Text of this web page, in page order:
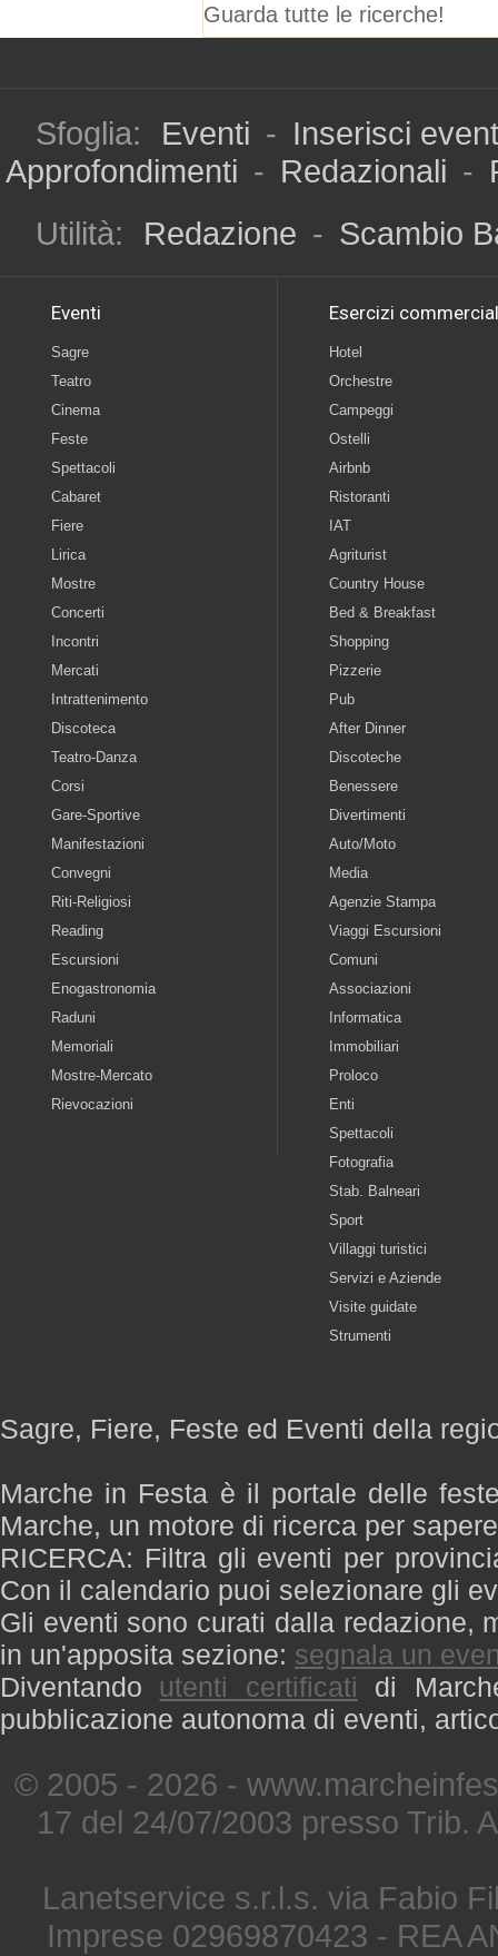
Guarda tutte le ricerche!
Sfoglia: Eventi - Inserisci
Approfondimenti - Redazionali -
Utilità:
Redazione - Scambio
Eventi
Sagre
Teatro
Cinema
Feste
Spettacoli
Cabaret
Fiere
Lirica
Mostre
Concerti
Incontri
Mercati
Intrattenimento
Discoteca
Teatro-Danza
Corsi
Gare-Sportive
Manifestazioni
Convegni
Riti-Religiosi
Reading
Escursioni
Enogastronomia
Raduni
Memoriali
Mostre-Mercato
Rievocazioni
Esercizi
Hotel
Orchestre
Campeggi
Ostelli
Airbnb
Ristoranti
IAT
Agriturist
Country House
Bed & Breakfast
Shopping
Pizzerie
Pub
After Dinner
Discoteche
Benessere
Divertimenti
Auto/Moto
Media
Agenzie Stampa
Viaggi Escursioni
Comuni
Associazioni
Informatica
Immobiliari
Proloco
Enti
Spettacoli
Fotografia
Stab. Balneari
Sport
Villaggi turistici
Servizi e Aziende
Visite guidate
Strumenti
Sagre, Fiere, Feste ed Eventi della
Marche in Festa è il portale delle
Marche, un motore di ricerca per
RICERCA: Filtra gli eventi per
Con il calendario puoi selezionare gli
Gli eventi sono curati dalla redazione,
in un'apposita sezione: segnala un
Diventando utenti certificati di
pubblicazione autonoma di eventi,
© 2005 - 2026 -
17 del 24/07/2003 presso Trib.
Lanetservice s.r.l.s. via Fabio
Imprese 02969870423 - REA